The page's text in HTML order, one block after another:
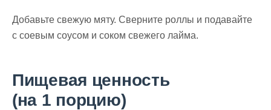
Добавьте свежую мяту. Сверните роллы и подавайте
с соевым соусом и соком свежего лайма.
Пищевая ценность
(на 1 порцию)